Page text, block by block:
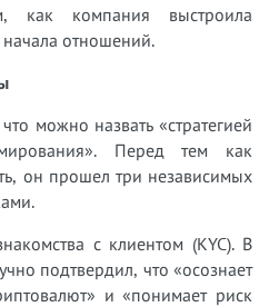
как компания выстроила
отношений.
можно назвать «стратегией
Перед тем как
он прошел три независимых
с клиентом (KYC). В
подтвердил, что «осознает
и «понимает риск